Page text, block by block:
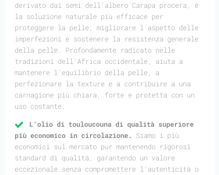
derivato dai semi dell'albero Carapa procera, è
la soluzione naturale più efficace per
proteggere la pelle, migliorare l'aspetto delle
imperfezioni e sostenere la resistenza generale
della pelle. Profondamente radicato nelle
tradizioni dell'Africa occidentale, aiuta a
mantenere l'equilibrio della pelle, a
perfezionare la texture e a contribuire a una
carnagione più chiara, forte e protetta con un
uso costante.
L'olio di touloucouna di qualità superiore
più economico in circolazione. Siamo i più
economici sul mercato pur mantenendo rigorosi
standard di qualità, garantendo un valore
eccezionale senza compromettere l'autenticità o